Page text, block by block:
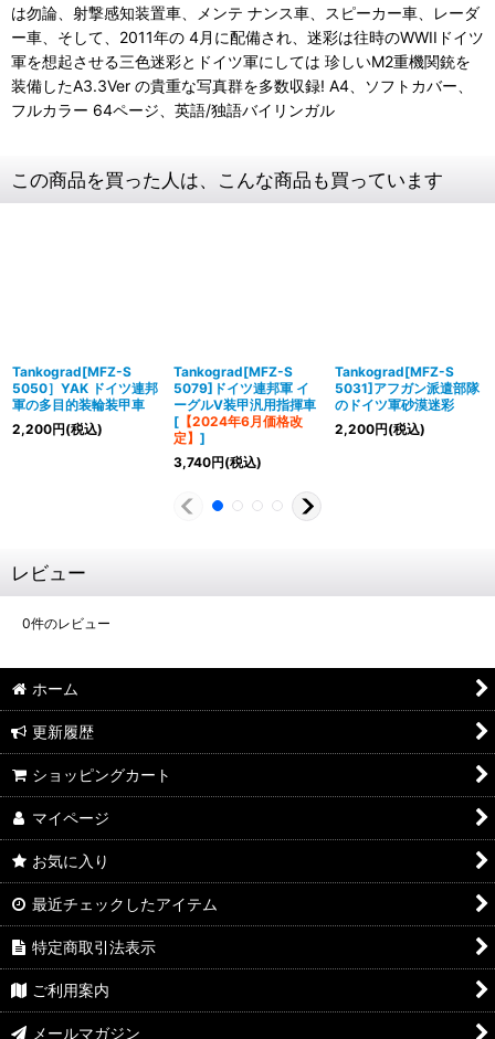
は勿論、射撃感知装置車、メンテ ナンス車、スピーカー車、レーダ
ー車、そして、2011年の 4月に配備され、迷彩は往時のWWIIドイツ
軍を想起させる三色迷彩とドイツ軍にしては 珍しいM2重機関銃を
装備したA3.3Ver の貴重な写真群を多数収録! A4、ソフトカバー、
フルカラー 64ページ、英語/独語バイリンガル
この商品を買った人は、こんな商品も買っています
Tankograd[MFZ-S
5050］YAK ドイツ連邦
軍の多目的装輪装甲車
2,200円(税込)
Tankograd[MFZ-S
5079]ドイツ連邦軍 イ
ーグルV装甲汎用指揮車
[ 【2024年6月価格改
定】 ]
3,740円(税込)
Tankograd[MFZ-S
5031]アフガン派遣部隊
のドイツ軍砂漠迷彩
2,200円(税込)
レビュー
0件のレビュー
ホーム
更新履歴
ショッピングカート
マイページ
お気に入り
最近チェックしたアイテム
特定商取引法表示
ご利用案内
メールマガジン